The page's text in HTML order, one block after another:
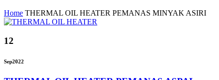
Home THERMAL OIL HEATER PEMANAS MINYAK ASIRI
12
Sep2022